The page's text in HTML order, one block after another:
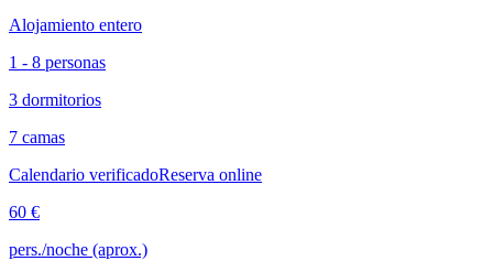
Alojamiento entero
1 - 8 personas
3 dormitorios
7 camas
Calendario verificadoReserva online
60 €
pers./noche (aprox.)